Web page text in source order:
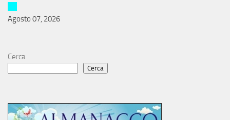
Agosto 07, 2026
Cerca
Cerca